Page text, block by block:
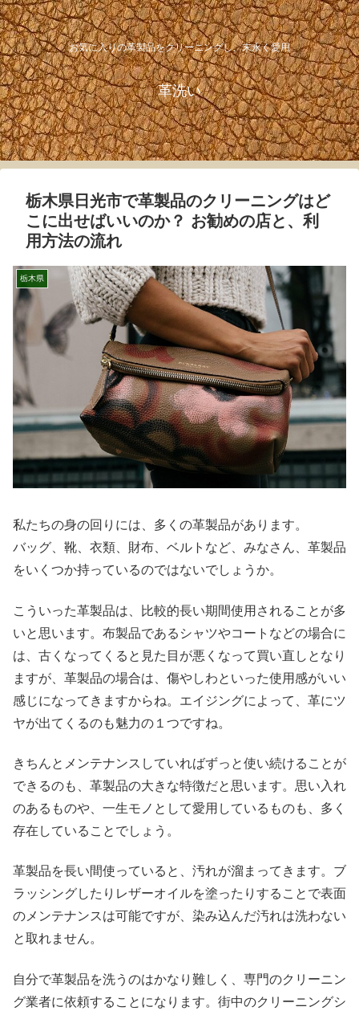
お気に入りの革製品をクリーニングし、末永く愛用
革洗い
栃木県日光市で革製品のクリーニングはど
こに出せばいいのか？ お勧めの店と、利
用方法の流れ
栃木県
私たちの身の回りには、多くの革製品があります。
バッグ、靴、衣類、財布、ベルトなど、みなさん、革製品
をいくつか持っているのではないでしょうか。
こういった革製品は、比較的長い期間使用されることが多
いと思います。布製品であるシャツやコートなどの場合に
は、古くなってくると見た目が悪くなって買い直しとなり
ますが、革製品の場合は、傷やしわといった使用感がいい
感じになってきますからね。エイジングによって、革にツ
ヤが出てくるのも魅力の１つですね。
きちんとメンテナンスしていればずっと使い続けることが
できるのも、革製品の大きな特徴だと思います。思い入れ
のあるものや、一生モノとして愛用しているものも、多く
存在していることでしょう。
革製品を長い間使っていると、汚れが溜まってきます。ブ
ラッシングしたりレザーオイルを塗ったりすることで表面
のメンテナンスは可能ですが、染み込んだ汚れは洗わない
と取れません。
自分で革製品を洗うのはかなり難しく、専門のクリーニン
グ業者に依頼することになります。街中のクリーニングシ